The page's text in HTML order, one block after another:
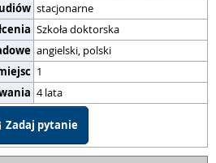
stacjonarne
Szkoła doktorska
angielski, polski
1
4 lata
Zadaj pytanie